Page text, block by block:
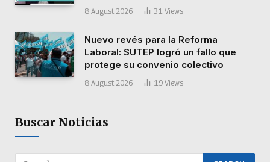
8 August 2026 31 Views
Nuevo revés para la Reforma
Laboral: SUTEP logró un fallo que
protege su convenio colectivo
8 August 2026 19 Views
Buscar Noticias